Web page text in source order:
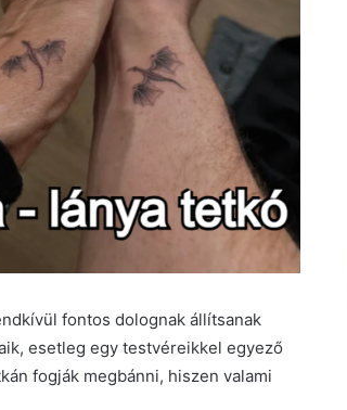
fontos dolognak állítsanak
esetleg egy testvéreikkel egyező
fogják megbánni, hiszen valami